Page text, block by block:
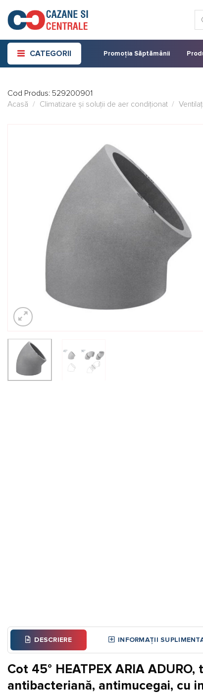
content
CATEGORII Promoția Săptămânii
Cod Produs: 529200901
Acasă
/ Climatizare și soluții de aer condiționat /
DESCRIERE INFORMAȚII
Cot 45° HEATPEX ARIA
antibacteriană, antimucegai, cu